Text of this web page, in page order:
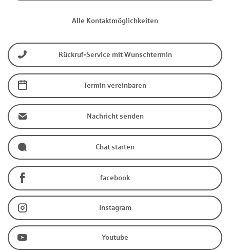
Alle Kontaktmöglichkeiten
Rückruf-Service mit Wunschtermin
Termin vereinbaren
Nachricht senden
Chat starten
facebook
Instagram
Youtube